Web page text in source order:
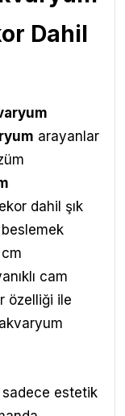
Dahil
arayanlar
dahil şık
beslemek
cam
özelliği ile
sadece estetik